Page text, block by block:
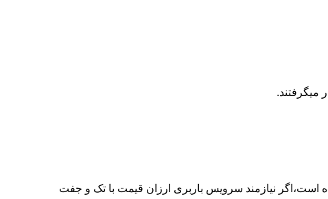
میگرفتند.
است،اگر نیازمند سرویس باربری ارزان قیمت با تک و جفت